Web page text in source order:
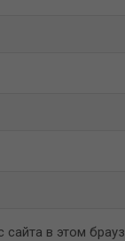
сайта в этом